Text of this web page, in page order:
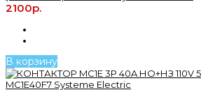
2100р.
В корзину